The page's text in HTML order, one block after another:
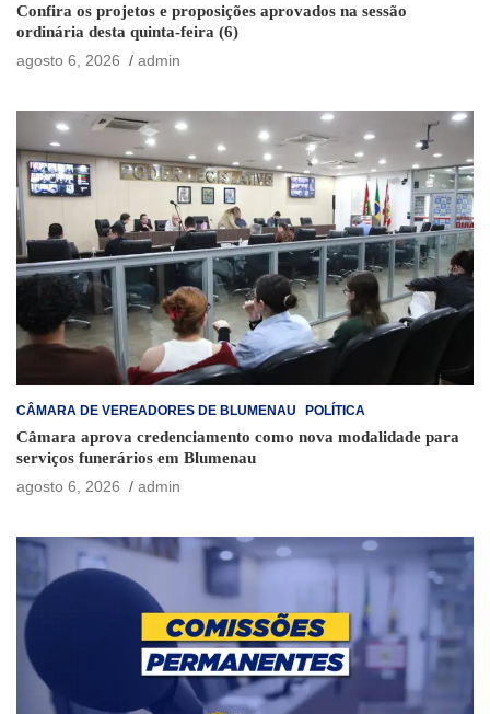
Confira os projetos e proposições aprovados na sessão
ordinária desta quinta-feira (6)
agosto 6, 2026
admin
CÂMARA DE VEREADORES DE BLUMENAU POLÍTICA
Câmara aprova credenciamento como nova modalidade para
serviços funerários em Blumenau
agosto 6, 2026
admin